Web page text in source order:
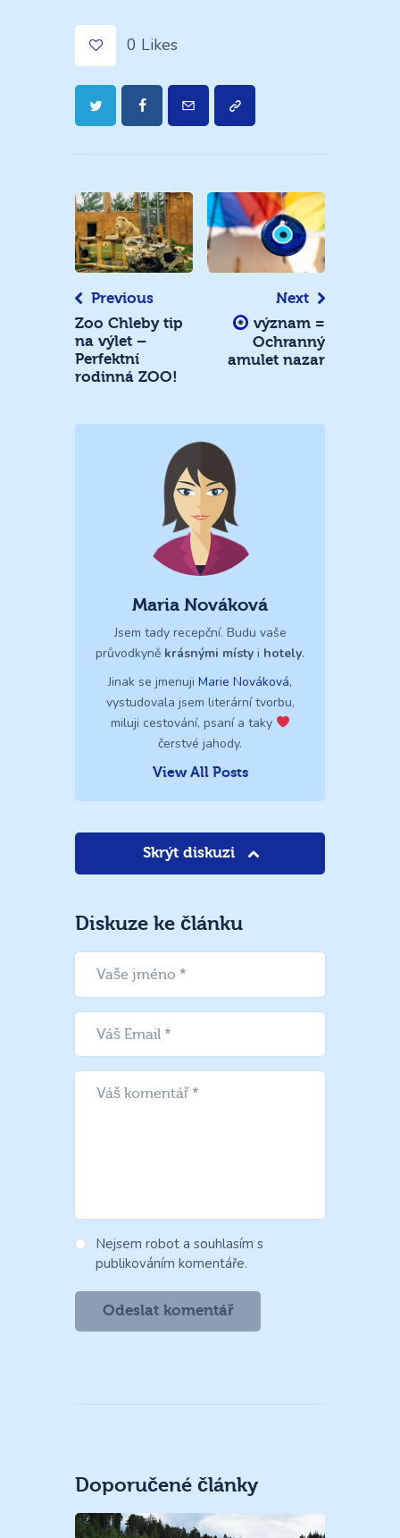
0 Likes
Navigace
pro
příspěvek
Previous
Zoo Chleby tip
na výlet –
Perfektní
rodinná ZOO!
Next
význam =
Ochranný
amulet nazar
Maria Nováková
Jsem tady recepční. Budu vaše
průvodkyně krásnými místy i hotely.
Jinak se jmenuji Marie Nováková,
vystudovala jsem literární tvorbu,
miluji cestování, psaní a taky
čerstvé jahody.
View All Posts
Skrýt diskuzi
Diskuze ke článku
Nejsem robot a souhlasím s
publikováním komentáře.
Doporučené články